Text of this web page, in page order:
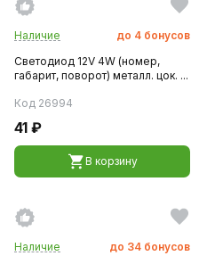
Наличие до 4 бонусов
Светодиод 12V 4W (номер,
габарит, поворот) металл. цок. ...
Код 26994
41 ₽
В корзину
Наличие до 34 бонусов